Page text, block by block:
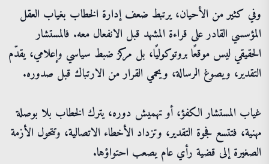
وفي كثير من الأحيان، يرتبط ضعف إدارة الخطاب بغياب العقل
المؤسسي القادر على قراءة المشهد قبل الانفعال معه. فالمستشار
الحقيقي ليس موقعًا بروتوكوليًا، بل مركز ضبط سياسي وإعلامي، يقدّم
التقدير، ويصوغ الرسالة، ويحمي القرار من الارتباك قبل صدوره.
غياب المستشار الكفؤ، أو تهميش دوره، يترك الخطاب بلا بوصلة
مهنية، فتتسع فجوة التقدير، وتزداد الأخطاء الاتصالية، وتتحول الأزمة
الصغيرة إلى قضية رأي عام يصعب احتواؤها.